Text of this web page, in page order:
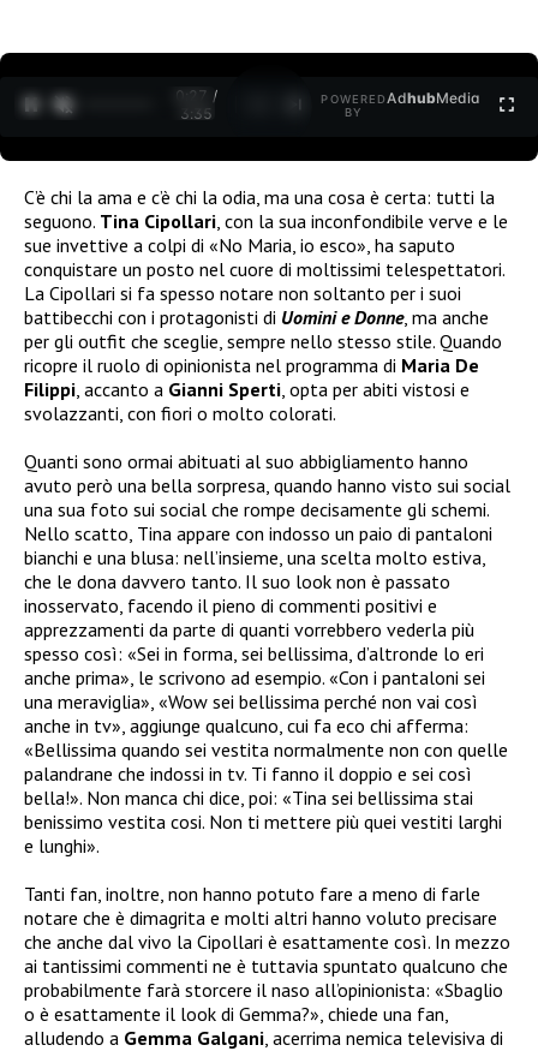
0:27 /
3:35
POWERED
BY
AdhubMedia
C’è chi la ama e c’è chi la odia, ma una cosa è certa: tutti la
seguono. Tina Cipollari , con la sua inconfondibile verve e le
sue invettive a colpi di «No Maria, io esco», ha saputo
conquistare un posto nel cuore di moltissimi telespettatori.
La Cipollari si fa spesso notare non soltanto per i suoi
battibecchi con i protagonisti di Uomini e Donne, ma anche
per gli outfit che sceglie, sempre nello stesso stile. Quando
ricopre il ruolo di opinionista nel programma di Maria De
Filippi , accanto a Gianni Sperti , opta per abiti vistosi e
svolazzanti, con fiori o molto colorati.
Quanti sono ormai abituati al suo abbigliamento hanno
avuto però una bella sorpresa, quando hanno visto sui social
una sua foto sui social che rompe decisamente gli schemi.
Nello scatto, Tina appare con indosso un paio di pantaloni
bianchi e una blusa: nell’insieme, una scelta molto estiva,
che le dona davvero tanto. Il suo look non è passato
inosservato, facendo il pieno di commenti positivi e
apprezzamenti da parte di quanti vorrebbero vederla più
spesso così: «Sei in forma, sei bellissima, d’altronde lo eri
anche prima», le scrivono ad esempio. «Con i pantaloni sei
una meraviglia», «Wow sei bellissima perché non vai così
anche in tv», aggiunge qualcuno, cui fa eco chi afferma:
«Bellissima quando sei vestita normalmente non con quelle
palandrane che indossi in tv. Ti fanno il doppio e sei così
bella!». Non manca chi dice, poi: «Tina sei bellissima stai
benissimo vestita cosi. Non ti mettere più quei vestiti larghi
e lunghi».
Tanti fan, inoltre, non hanno potuto fare a meno di farle
notare che è dimagrita e molti altri hanno voluto precisare
che anche dal vivo la Cipollari è esattamente così. In mezzo
ai tantissimi commenti ne è tuttavia spuntato qualcuno che
probabilmente farà storcere il naso all’opinionista: «Sbaglio
o è esattamente il look di Gemma?», chiede una fan,
alludendo a Gemma Galgani , acerrima nemica televisiva di